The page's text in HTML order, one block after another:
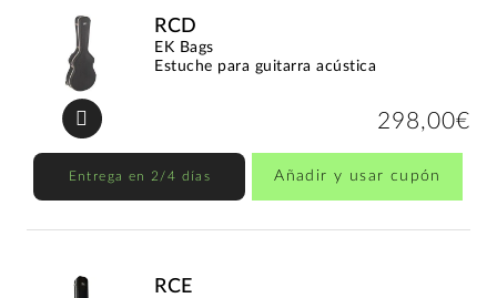
RCD
EK Bags
Estuche para guitarra acústica
298,00€
Entrega en 2/4 días Añadir y usar cupón
RCE